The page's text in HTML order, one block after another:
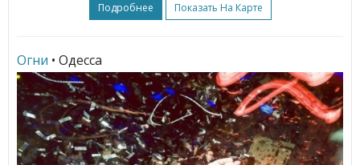
Подробнее Показать На Карте
Огни • Одесса